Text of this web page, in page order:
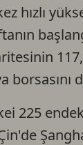
hızlı
borsasını
225